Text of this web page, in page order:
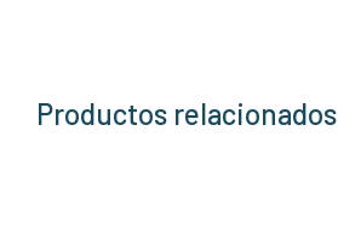
Productos relacionados